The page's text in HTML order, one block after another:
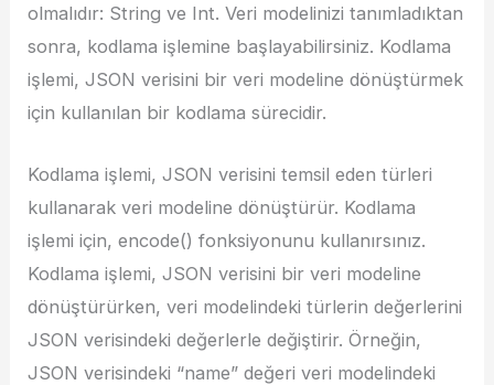
olmalıdır: String ve Int. Veri modelinizi tanımladıktan
sonra, kodlama işlemine başlayabilirsiniz. Kodlama
işlemi, JSON verisini bir veri modeline dönüştürmek
için kullanılan bir kodlama sürecidir.
Kodlama işlemi, JSON verisini temsil eden türleri
kullanarak veri modeline dönüştürür. Kodlama
işlemi için, encode() fonksiyonunu kullanırsınız.
Kodlama işlemi, JSON verisini bir veri modeline
dönüştürürken, veri modelindeki türlerin değerlerini
JSON verisindeki değerlerle değiştirir. Örneğin,
JSON verisindeki “name” değeri veri modelindeki